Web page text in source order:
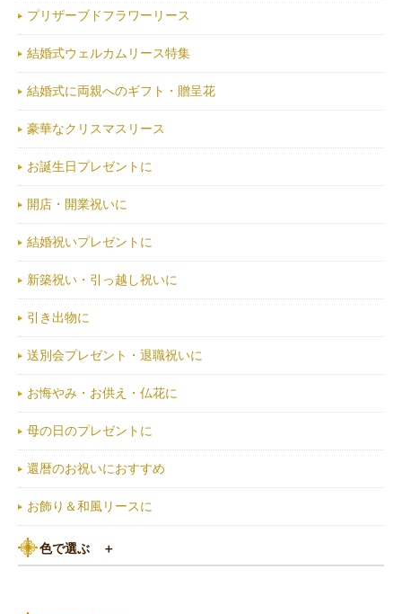
プリザーブドフラワーリース
結婚式ウェルカムリース特集
結婚式に両親へのギフト・贈呈花
豪華なクリスマスリース
お誕生日プレゼントに
開店・開業祝いに
結婚祝いプレゼントに
新築祝い・引っ越し祝いに
引き出物に
送別会プレゼント・退職祝いに
お悔やみ・お供え・仏花に
母の日のプレゼントに
還暦のお祝いにおすすめ
お飾り＆和風リースに
色で選ぶ ＋